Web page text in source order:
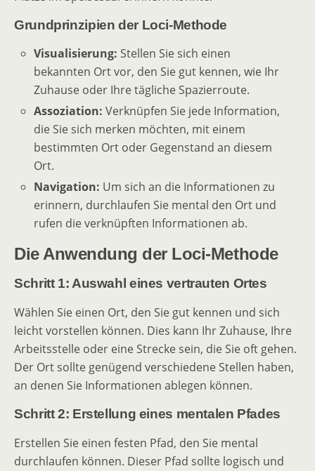
Grundprinzipien der Loci-Methode
Visualisierung: Stellen Sie sich einen
bekannten Ort vor, den Sie gut kennen, wie Ihr
Zuhause oder Ihre tägliche Spazierroute.
Assoziation: Verknüpfen Sie jede Information,
die Sie sich merken möchten, mit einem
bestimmten Ort oder Gegenstand an diesem
Ort.
Navigation: Um sich an die Informationen zu
erinnern, durchlaufen Sie mental den Ort und
rufen die verknüpften Informationen ab.
Die Anwendung der Loci-Methode
Schritt 1: Auswahl eines vertrauten Ortes
Wählen Sie einen Ort, den Sie gut kennen und sich
leicht vorstellen können. Dies kann Ihr Zuhause, Ihre
Arbeitsstelle oder eine Strecke sein, die Sie oft gehen.
Der Ort sollte genügend verschiedene Stellen haben,
an denen Sie Informationen ablegen können.
Schritt 2: Erstellung eines mentalen Pfades
Erstellen Sie einen festen Pfad, den Sie mental
durchlaufen können. Dieser Pfad sollte logisch und